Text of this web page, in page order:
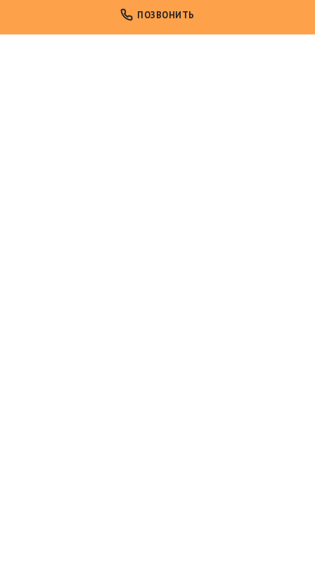
ПОЗВОНИТЬ
Аренда инструмента